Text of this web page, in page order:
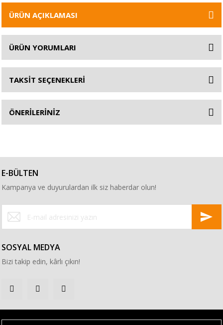
ÜRÜN AÇIKLAMASI
ÜRÜN YORUMLARI
TAKSİT SEÇENEKLERİ
ÖNERİLERİNİZ
E-BÜLTEN
Kampanya ve duyurulardan ilk siz haberdar olun!
SOSYAL MEDYA
Bizi takip edin, kârlı çıkın!